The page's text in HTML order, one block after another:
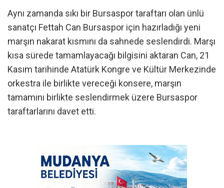
Aynı zamanda sıkı bir Bursaspor taraftarı olan ünlü
sanatçı Fettah Can Bursaspor için hazırladığı yeni
marşın nakarat kısmını da sahnede seslendirdi. Marşı
kısa sürede tamamlayacağı bilgisini aktaran Can, 21
Kasım tarihinde Atatürk Kongre ve Kültür Merkezinde
orkestra ile birlikte vereceği konsere, marşın
tamamını birlikte seslendirmek üzere Bursaspor
taraftarlarını davet etti.